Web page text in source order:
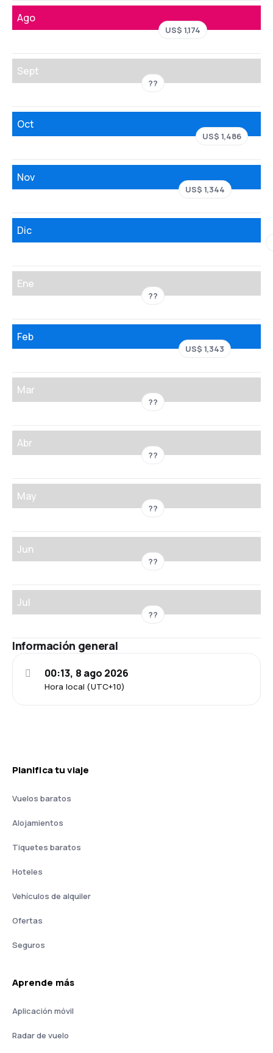
Ago
US$ 1,174
Sept
??
Oct
US$ 1,486
Nov
US$ 1,344
Dic
Ene
??
Feb
US$ 1,343
Mar
??
Abr
??
May
??
Jun
??
Jul
??
Información general
Hora local (UTC+10)
00:13, 8 ago 2026
Planifica tu viaje
Vuelos baratos
Alojamientos
Tiquetes baratos
Hoteles
Vehículos de alquiler
Ofertas
Seguros
Aprende más
Aplicación móvil
Radar de vuelo